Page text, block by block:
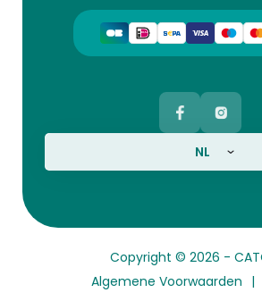
NL
Copyright © 2026 -
Algemene Voorwaarden